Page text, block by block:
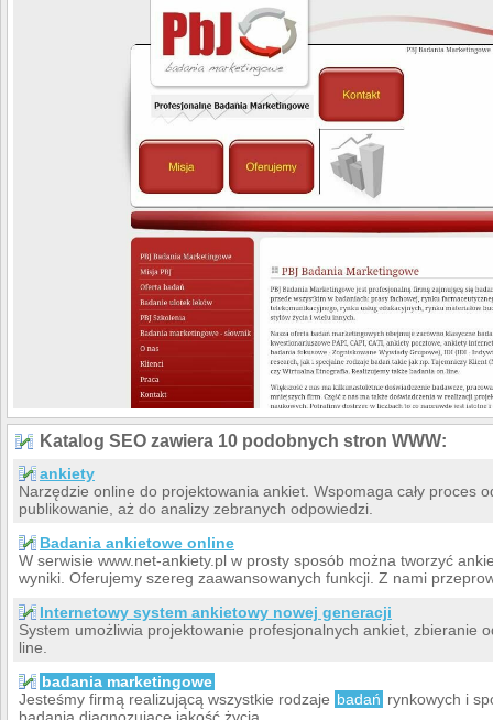
Katalog SEO zawiera 10 podobnych stron WWW:
ankiety
Narzędzie online do projektowania ankiet. Wspomaga cały proces
publikowanie, aż do analizy zebranych odpowiedzi.
Badania ankietowe online
W serwisie www.net-ankiety.pl w prosty sposób można tworzyć
wyniki. Oferujemy szereg zaawansowanych funkcji. Z nami
Internetowy system ankietowy nowej generacji
System umożliwia projektowanie profesjonalnych ankiet, zbieranie
line.
badania marketingowe
Jesteśmy firmą realizującą wszystkie rodzaje badań rynkowych i